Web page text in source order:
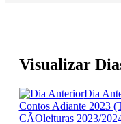
Visualizar
Dia
Contos Adiante 2023
CÃOleituras 2023/